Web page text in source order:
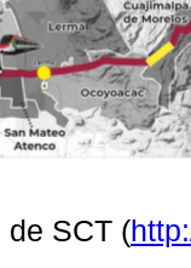
de SCT (